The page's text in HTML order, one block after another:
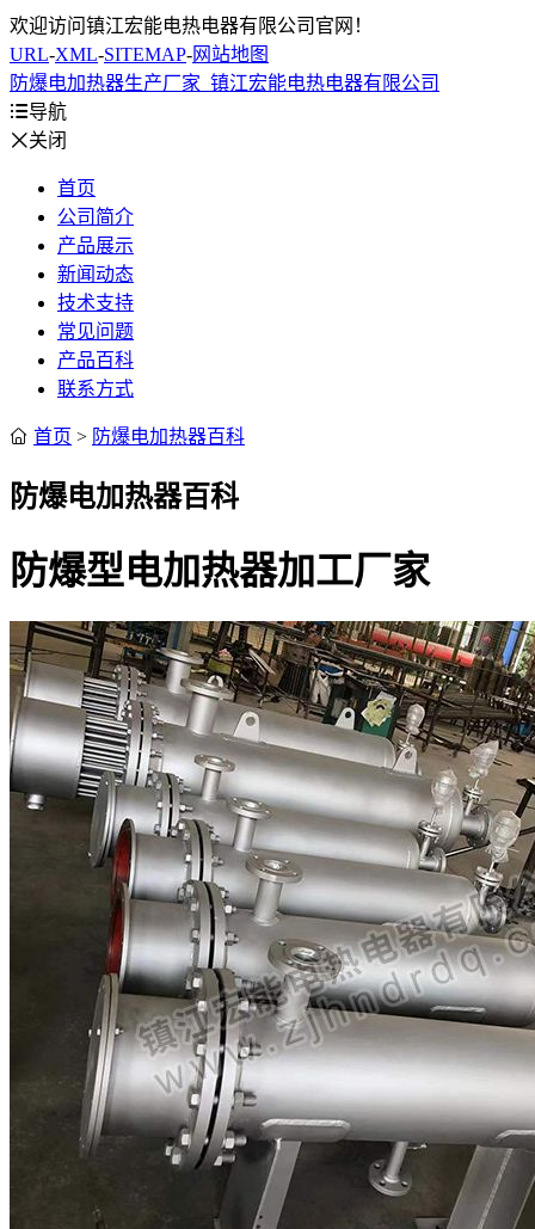
欢迎访问镇江宏能电热电器有限公司官网！
URL-XML-SITEMAP-网站地图
防爆电加热器生产厂家_镇江宏能电热电器有限公司
导航
关闭
首页
公司简介
产品展示
新闻动态
技术支持
常见问题
产品百科
联系方式
 首页 > 防爆电加热器百科
防爆电加热器百科
防爆型电加热器加工厂家